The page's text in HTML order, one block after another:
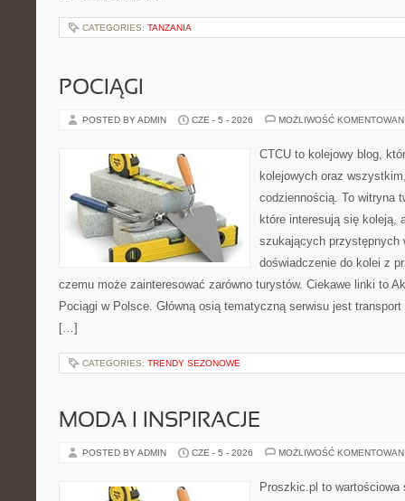
CATEGORIES: TANZANIA
POCIĄGI
POSTED BY ADMIN CZE - 5 - 2026 MOŻLIWOŚĆ
CTCU to kolejowy blog,
kolejowych oraz
codziennością. To witryna
które interesują się koleją,
szukających przystępnych
doświadczenie do kolei z
czemu może zainteresować zarówno turystów. Ciekawe linki to
Pociągi w Polsce. Główną osią tematyczną serwisu jest
[…]
CATEGORIES: TRENDY SEZONOWE
MODA I INSPIRACJE
POSTED BY ADMIN CZE - 5 - 2026 MOŻLIWOŚĆ
Proszkic.pl to wartościowa